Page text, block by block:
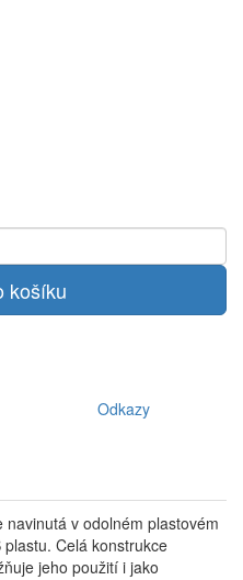
Odkazy
v odolném plastovém
Celá konstrukce
jeho použití i jako